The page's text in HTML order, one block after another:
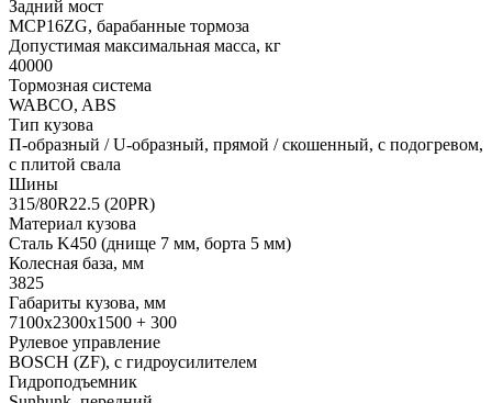
Задний мост
MCP16ZG, барабанные тормоза
Допустимая максимальная масса, кг
40000
Тормозная система
WABCO, ABS
Тип кузова
П-образный / U-образный, прямой / скошенный, с подогревом,
с плитой свала
Шины
315/80R22.5 (20PR)
Материал кузова
Сталь K450 (днище 7 мм, борта 5 мм)
Колесная база, мм
3825
Габариты кузова, мм
7100x2300x1500 + 300
Рулевое управление
BOSCH (ZF), с гидроусилителем
Гидроподъемник